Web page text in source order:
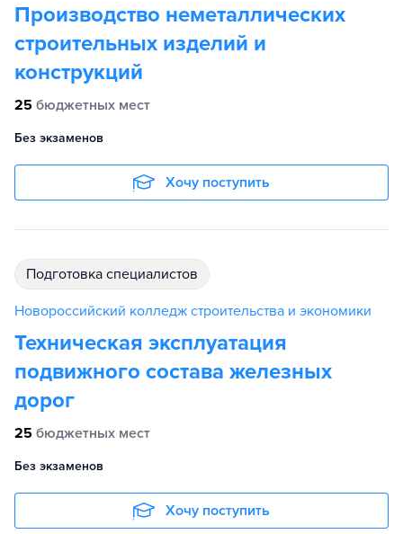
Производство неметаллических
строительных изделий и
конструкций
25 бюджетных мест
Без экзаменов
Хочу поступить
подготовка специалистов
Новороссийский колледж строительства и экономики
Техническая эксплуатация
подвижного состава железных
дорог
25 бюджетных мест
Без экзаменов
Хочу поступить